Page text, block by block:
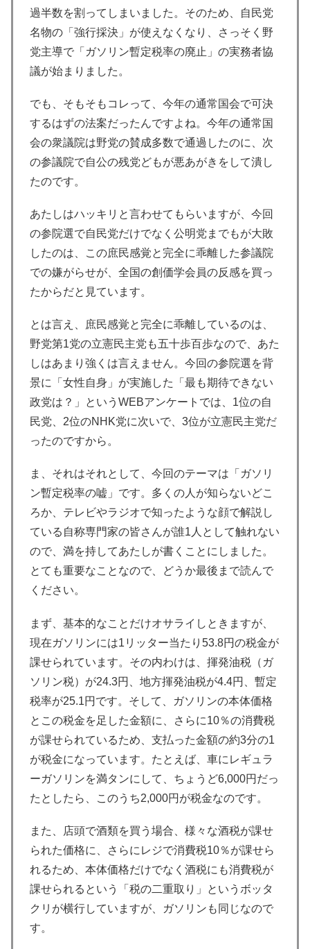
過半数を割ってしまいました。そのため、自民党
名物の「強行採決」が使えなくなり、さっそく野
党主導で「ガソリン暫定税率の廃止」の実務者協
議が始まりました。
でも、そもそもコレって、今年の通常国会で可決
するはずの法案だったんですよね。今年の通常国
会の衆議院は野党の賛成多数で通過したのに、次
の参議院で自公の残党どもが悪あがきをして潰し
たのです。
あたしはハッキリと言わせてもらいますが、今回
の参院選で自民党だけでなく公明党までもが大敗
したのは、この庶民感覚と完全に乖離した参議院
での嫌がらせが、全国の創価学会員の反感を買っ
たからだと見ています。
とは言え、庶民感覚と完全に乖離しているのは、
野党第1党の立憲民主党も五十歩百歩なので、あた
しはあまり強くは言えません。今回の参院選を背
景に「女性自身」が実施した「最も期待できない
政党は？」というWEBアンケートでは、1位の自
民党、2位のNHK党に次いで、3位が立憲民主党だ
ったのですから。
ま、それはそれとして、今回のテーマは「ガソリ
ン暫定税率の嘘」です。多くの人が知らないどこ
ろか、テレビやラジオで知ったような顔で解説し
ている自称専門家の皆さんが誰1人として触れない
ので、満を持してあたしが書くことにしました。
とても重要なことなので、どうか最後まで読んで
ください。
まず、基本的なことだけオサライしときますが、
現在ガソリンには1リッター当たり53.8円の税金が
課せられています。その内わけは、揮発油税（ガ
ソリン税）が24.3円、地方揮発油税が4.4円、暫定
税率が25.1円です。そして、ガソリンの本体価格
とこの税金を足した金額に、さらに10％の消費税
が課せられているため、支払った金額の約3分の1
が税金になっています。たとえば、車にレギュラ
ーガソリンを満タンにして、ちょうど6,000円だっ
たとしたら、このうち2,000円が税金なのです。
また、店頭で酒類を買う場合、様々な酒税が課せ
られた価格に、さらにレジで消費税10％が課せら
れるため、本体価格だけでなく酒税にも消費税が
課せられるという「税の二重取り」というボッタ
クリが横行していますが、ガソリンも同じなので
す。